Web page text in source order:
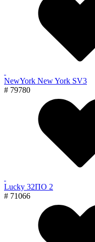
NewYork New York SV3
# 79780
Lucky 32ПО 2
# 71066